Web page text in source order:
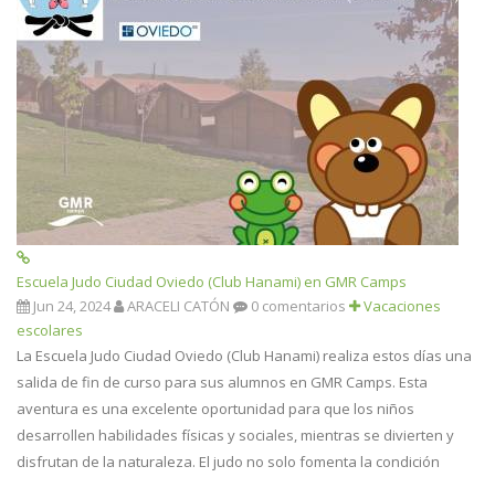
Escuela Judo Ciudad Oviedo (Club Hanami) en GMR Camps
Jun 24, 2024
ARACELI CATÓN 0 comentarios
Vacaciones
escolares
La Escuela Judo Ciudad Oviedo (Club Hanami) realiza estos días una
salida de fin de curso para sus alumnos en GMR Camps. Esta
aventura es una excelente oportunidad para que los niños
desarrollen habilidades físicas y sociales, mientras se divierten y
disfrutan de la naturaleza. El judo no solo fomenta la condición